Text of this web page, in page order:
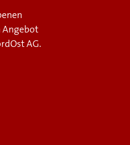
Angebot
AG.